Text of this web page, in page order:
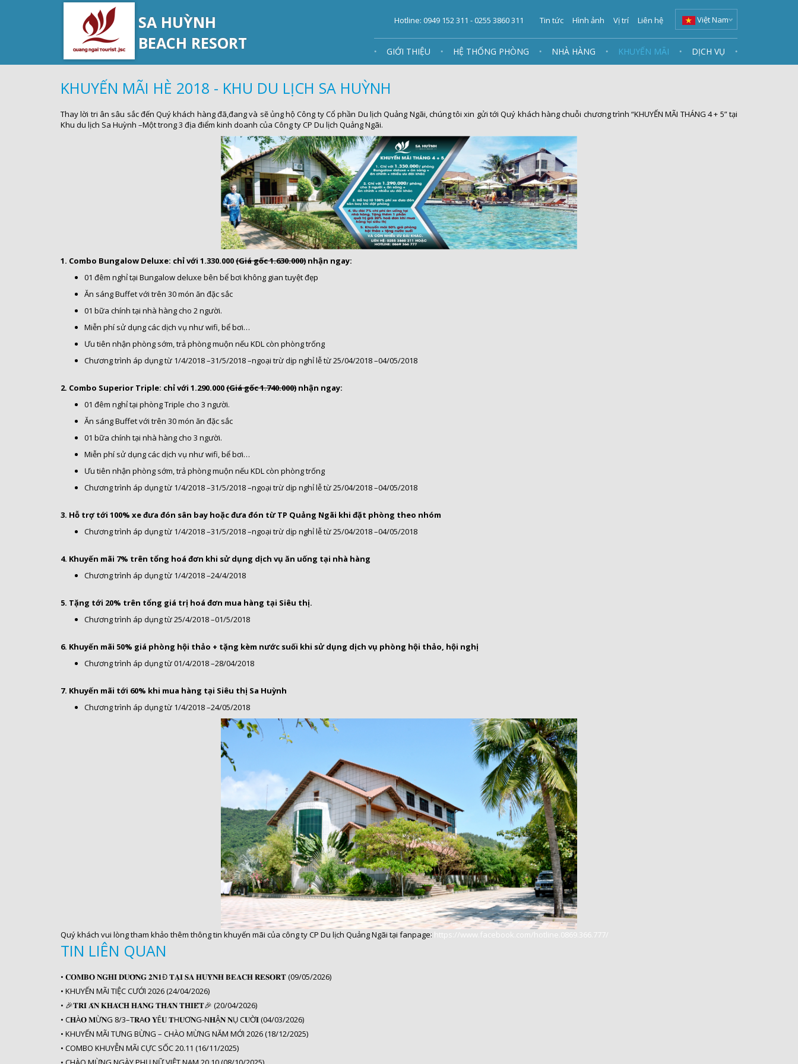
SA HUỲNH
BEACH RESORT
Hotline: 0949 152 311 - 0255 3860 311 Việt Nam
Tin tức Hình ảnh Vị trí Liên hệ
GIỚI THIỆU HỆ THỐNG PHÒNG NHÀ HÀNG KHUYẾN MÃI DỊCH VỤ
KHUYẾN MÃI HÈ 2018 - KHU DU LỊCH SA HUỲNH
Thay lời tri ân sâu sắc đến Quý khách hàng đã,đang và sẽ ủng hộ Công ty Cổ phần Du lịch Quảng Ngãi, chúng tôi xin gửi tới Quý khách hàng chuỗi chương trình “KHUYẾN MÃI THÁNG 4 + 5” tại
Khu du lịch Sa Huỳnh –Một trong 3 địa điểm kinh doanh của Công ty CP Du lịch Quảng Ngãi.
1. Combo Bungalow Deluxe: chỉ với 1.330.000(Giá gốc 1.630.000) nhận ngay:
01 đêm nghỉ tại Bungalow deluxe bên bể bơi không gian tuyệt đẹp
Ăn sáng Buffet với trên 30 món ăn đặc sắc
01 bữa chính tại nhà hàng cho 2 người.
Miễn phí sử dụng các dịch vụ như wifi, bể bơi…
Ưu tiên nhận phòng sớm, trả phòng muộn nếu KDL còn phòng trống
Chương trình áp dụng từ 1/4/2018 –31/5/2018 –ngoại trừ dịp nghỉ lễ từ 25/04/2018 –04/05/2018
2. Combo Superior Triple: chỉ với 1.290.000(Giá gốc 1.740.000) nhận ngay:
01 đêm nghỉ tại phòng Triple cho 3 người.
Ăn sáng Buffet với trên 30 món ăn đặc sắc
01 bữa chính tại nhà hàng cho 3 người.
Miễn phí sử dụng các dịch vụ như wifi, bể bơi…
Ưu tiên nhận phòng sớm, trả phòng muộn nếu KDL còn phòng trống
Chương trình áp dụng từ 1/4/2018 –31/5/2018 –ngoại trừ dịp nghỉ lễ từ 25/04/2018 –04/05/2018
3. Hỗ trợ tới 100% xe đưa đón sân bay hoặc đưa đón từ TP Quảng Ngãi khi đặt phòng theo nhóm
Chương trình áp dụng từ 1/4/2018 –31/5/2018 –ngoại trừ dịp nghỉ lễ từ 25/04/2018 –04/05/2018
4. Khuyến mãi 7% trên tổng hoá đơn khi sử dụng dịch vụ ăn uống tại nhà hàng
Chương trình áp dụng từ 1/4/2018 –24/4/2018
5. Tặng tới 20% trên tổng giá trị hoá đơn mua hàng tại Siêu thị.
Chương trình áp dụng từ 25/4/2018 –01/5/2018
6. Khuyến mãi 50% giá phòng hội thảo + tặng kèm nước suối khi sử dụng dịch vụ phòng hội thảo, hội nghị
Chương trình áp dụng từ 01/4/2018 –28/04/2018
7. Khuyến mãi tới 60% khi mua hàng tại Siêu thị Sa Huỳnh
Chương trình áp dụng từ 1/4/2018 –24/05/2018
Quý khách vui lòng tham khảo thêm thông tin khuyến mãi của công ty CP Du lịch Quảng Ngãi tại fanpage: https://www.facebook.com/hotline.0869.366.777/
TIN LIÊN QUAN
• 𝐂𝐎𝐌𝐁𝐎 𝐍𝐆𝐇𝐈̉ 𝐃𝐔̛𝐎̛̃𝐍𝐆 𝟐𝐍𝟏Đ 𝐓𝐀̣𝐈 𝐒𝐀 𝐇𝐔𝐘̀𝐍𝐇 𝐁𝐄𝐀𝐂𝐇 𝐑𝐄𝐒𝐎𝐑𝐓 (09/05/2026)
• KHUYẾN MÃI TIỆC CƯỚI 2026 (24/04/2026)
• 🎉𝐓𝐑𝐈 𝐀̂𝐍 𝐊𝐇𝐀́𝐂𝐇 𝐇𝐀̀𝐍𝐆 𝐓𝐇𝐀̂𝐍 𝐓𝐇𝐈𝐄̂́𝐓️🎉 (20/04/2026)
• C𝐇À𝐎 𝐌Ừ𝐍G 8/3–T𝐑A𝐎 𝐘Ê𝐔 𝐓H𝐔̛Ơ𝐍G-N𝐇Ậ𝐍 𝐍Ụ C𝐔̛Ờ𝐈 (04/03/2026)
• KHUYẾN MÃI TƯNG BỪNG – CHÀO MỪNG NĂM MỚI 2026 (18/12/2025)
• COMBO KHUYỄN MÃI CỰC SỐC 20.11 (16/11/2025)